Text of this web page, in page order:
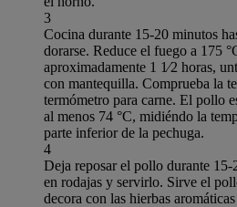
3
Cocina durante 15-20 minutos
dorarse. Reduce el fuego a 175
aproximadamente 1 1⁄2 horas,
con mantequilla. Comprueba la
termómetro para carne. El pollo
al menos 74 °C, midiéndo la
parte inferior de la pechuga.
4
Deja reposar el pollo durante
en rodajas y servirlo. Sirve el
decora con las hierbas aromáticas